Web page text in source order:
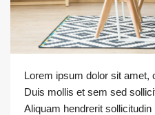
Lorem ipsum dolor sit amet,
Duis mollis et sem sed
Aliquam hendrerit